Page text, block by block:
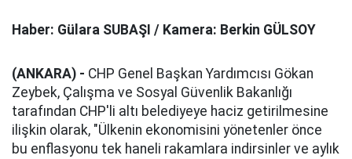
Haber: Gülara SUBAŞI / Kamera: Berkin GÜLSOY
(ANKARA) - CHP Genel Başkan Yardımcısı Gökan
Zeybek, Çalışma ve Sosyal Güvenlik Bakanlığı
tarafından CHP'li altı belediyeye haciz getirilmesine
ilişkin olarak, "Ülkenin ekonomisini yönetenler önce
bu enflasyonu tek haneli rakamlara indirsinler ve aylık